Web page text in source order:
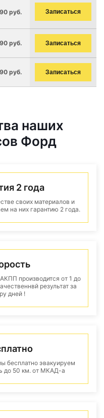
руб. Записаться
руб. Записаться
руб. Записаться
наших
Форд
2 года
своих материалов и
на них гарантию 2 года.
производится от 1 до
результат за
дней !
бесплатно эвакуируем
до 50 км. от МКАД-а